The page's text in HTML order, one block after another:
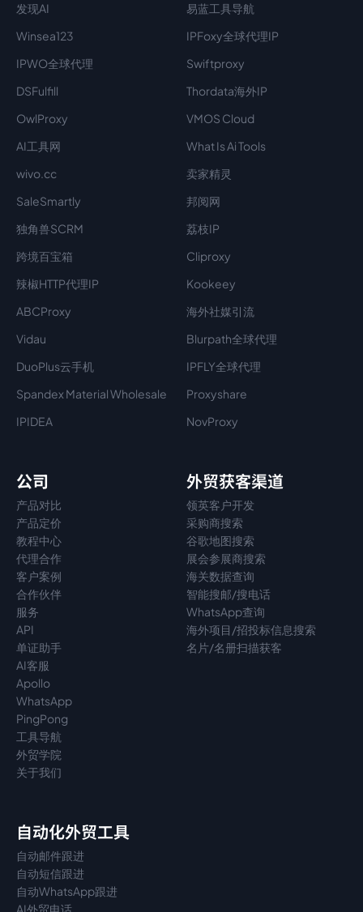
发现AI
易蓝工具导航
Winsea123
IPFoxy全球代理IP
IPWO全球代理
Swiftproxy
DSFulfill
Thordata海外IP
OwlProxy
VMOS Cloud
AI工具网
What Is Ai Tools
wivo.cc
卖家精灵
SaleSmartly
邦阅网
独角兽SCRM
荔枝IP
跨境百宝箱
Cliproxy
辣椒HTTP代理IP
Kookeey
ABCProxy
海外社媒引流
Vidau
Blurpath全球代理
DuoPlus云手机
IPFLY全球代理
Spandex Material Wholesale​
Proxyshare
IPIDEA
NovProxy
公司
产品对比
产品定价
教程中心
代理合作
客户案例
合作伙伴
服务
API
单证助手
AI客服
Apollo
WhatsApp
PingPong
工具导航
外贸学院
关于我们
外贸获客渠道
领英客户开发
采购商搜索
谷歌地图搜索
展会参展商搜索
海关数据查询
智能搜邮/搜电话
WhatsApp查询
海外项目/招投标信息搜索
名片/名册扫描获客
自动化外贸工具
自动邮件跟进
自动短信跟进
自动WhatsApp跟进
AI外贸电话